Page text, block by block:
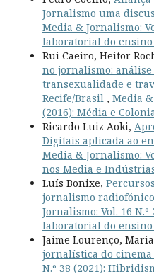
Jornalismo uma
Media & Jornalismo:
laboratorial do
Rui Caeiro, Heitor
no jornalismo:
transexualidade e
Recife/Brasil , Media &
(2016): Média e
Ricardo Luiz Aoki,
Digitais aplicada ao
Media & Jornalismo:
nos Media e
Luís Bonixe,
jornalismo
Jornalismo: Vol. 16
laboratorial do
Jaime Lourenço,
jornalística do cinema
N.º 38 (2021):